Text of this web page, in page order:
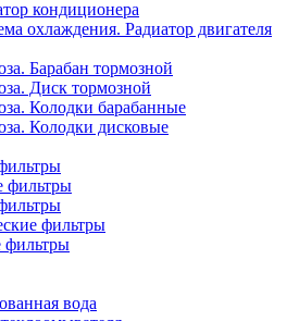
кондиционера
охлаждения. Радиатор двигателя
Барабан тормозной
Диск тормозной
Колодки барабанные
Колодки дисковые
фильтры
фильтры
фильтры
вода